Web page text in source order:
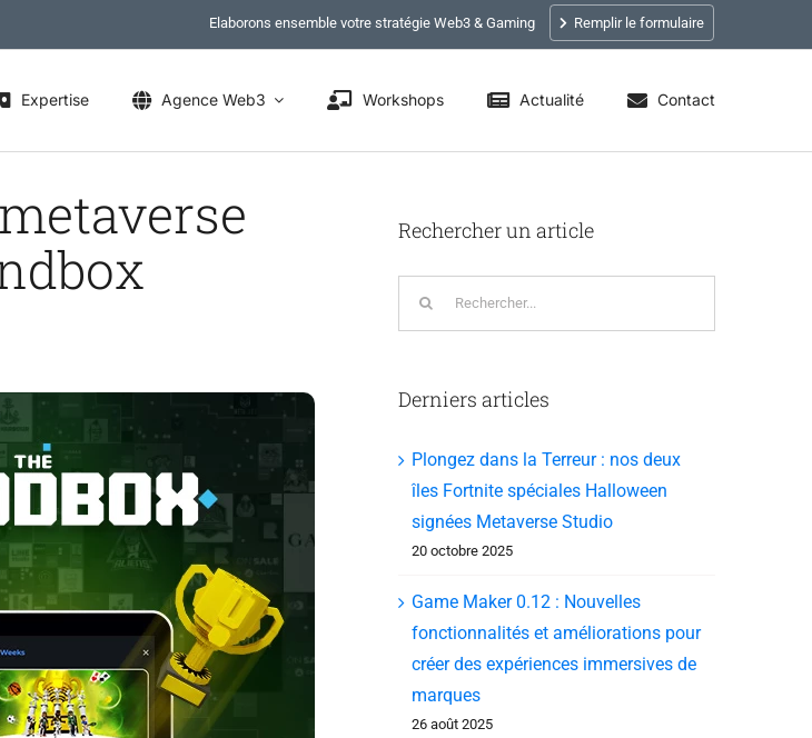
Elaborons ensemble votre stratégie Web3 & Gaming Remplir le formulaire
Expertise Agence Web3 Workshops Actualité Contact
Rechercher un article
Rechercher:
Derniers articles
Plongez dans la Terreur : nos deux
îles Fortnite spéciales Halloween
signées Metaverse Studio
20 octobre 2025
Game Maker 0.12 : Nouvelles
fonctionnalités et améliorations pour
créer des expériences immersives de
marques
26 août 2025